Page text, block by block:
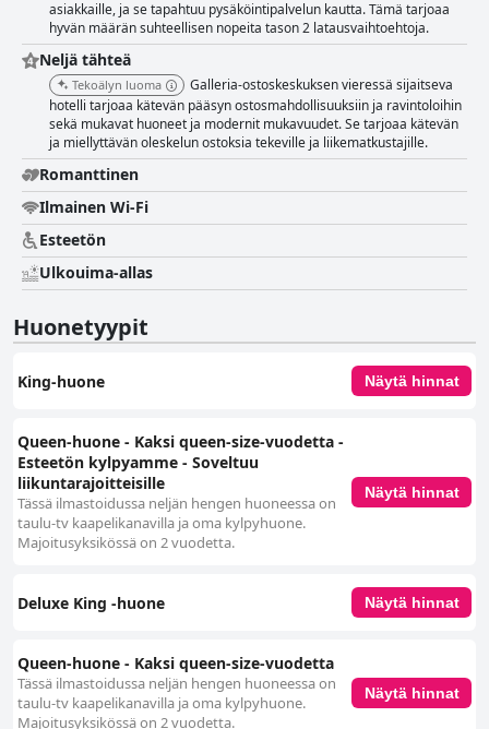
asiakkaille, ja se tapahtuu pysäköintipalvelun kautta. Tämä tarjoaa
hyvän määrän suhteellisen nopeita tason 2 latausvaihtoehtoja.
Neljä tähteä
Tekoälyn luoma
Galleria-ostoskeskuksen vieressä sijaitseva
hotelli tarjoaa kätevän pääsyn ostosmahdollisuuksiin ja ravintoloihin
sekä mukavat huoneet ja modernit mukavuudet. Se tarjoaa kätevän
ja miellyttävän oleskelun ostoksia tekeville ja liikematkustajille.
Romanttinen
Ilmainen Wi-Fi
Esteetön
Ulkouima-allas
Huonetyypit
King-huone Näytä hinnat
Queen-huone - Kaksi queen-size-vuodetta -
Esteetön kylpyamme - Soveltuu
liikuntarajoitteisille
Tässä ilmastoidussa neljän hengen huoneessa on
taulu-tv kaapelikanavilla ja oma kylpyhuone.
Majoitusyksikössä on 2 vuodetta.
Näytä hinnat
Deluxe King -huone Näytä hinnat
Queen-huone - Kaksi queen-size-vuodetta
Tässä ilmastoidussa neljän hengen huoneessa on
taulu-tv kaapelikanavilla ja oma kylpyhuone.
Majoitusyksikössä on 2 vuodetta.
Näytä hinnat